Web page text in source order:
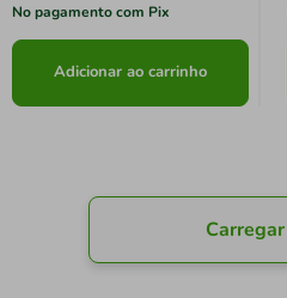
No pagamento com Pix
Adicionar ao carrinho